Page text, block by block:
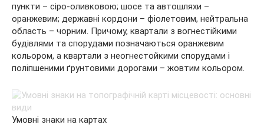
пункти – сіро-оливковою; шосе та автошляхи –
оранжевим; державні кордони – фіолетовим, нейтральна
область – чорним. Причому, квартали з вогнестійкими
будівлями та спорудами позначаються оранжевим
кольором, а квартали з неогнестойкими спорудами і
поліпшеними ґрунтовими дорогами – жовтим кольором.
Умовні знаки на картах